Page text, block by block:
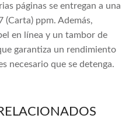
páginas se entregan a una
ppm. Además,
en línea y un tambor de
garantiza un rendimiento
necesario que se detenga.